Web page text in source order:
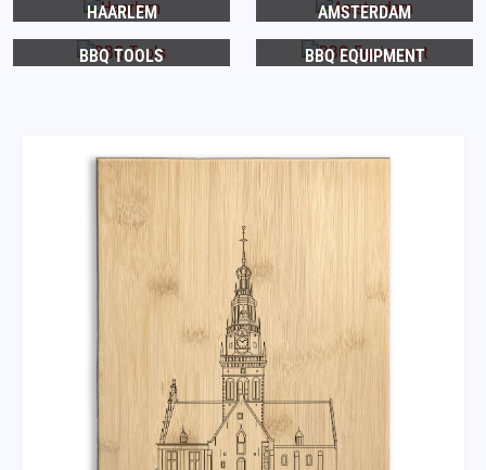
HAARLEM AMSTERDAM
BBQ TOOLS BBQ EQUIPMENT